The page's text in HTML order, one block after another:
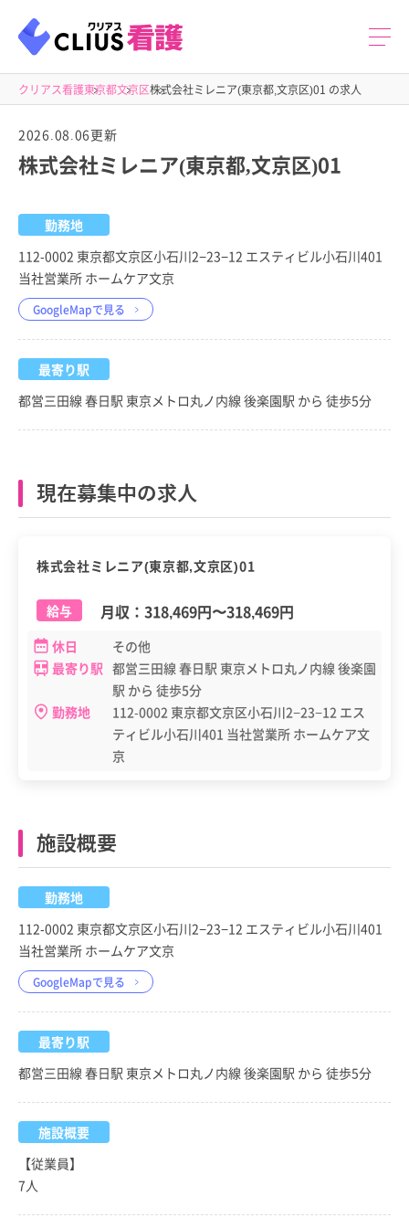
クリアス看護東京都文京区株式会社ミレニア(東京都,文京区)01 の求人
2026.08.06更新
株式会社ミレニア(東京都,文京区)01
勤務地
112-0002 東京都文京区小石川2−23−12 エスティビル小石川401
当社営業所 ホームケア文京
GoogleMapで見る
最寄り駅
都営三田線 春日駅 東京メトロ丸ノ内線 後楽園駅 から 徒歩5分
現在募集中の求人
株式会社ミレニア(東京都,文京区)01
給与 月収： 318,469円〜318,469円
休日
その他
最寄り駅 都営三田線 春日駅 東京メトロ丸ノ内線 後楽園
駅 から 徒歩5分
勤務地
112-0002 東京都文京区小石川2−23−12 エス
ティビル小石川401 当社営業所 ホームケア文
京
施設概要
勤務地
112-0002 東京都文京区小石川2−23−12 エスティビル小石川401
当社営業所 ホームケア文京
GoogleMapで見る
最寄り駅
都営三田線 春日駅 東京メトロ丸ノ内線 後楽園駅 から 徒歩5分
施設概要
【従業員】
7人